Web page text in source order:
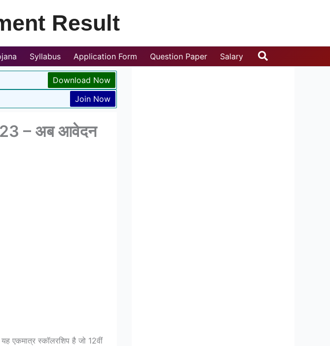
Result
Syllabus Application Form Question Paper Salary Search
Download Now
Join Now
– अब आवेदन
एकमात्र स्कॉलरशिप है जो 12वीं